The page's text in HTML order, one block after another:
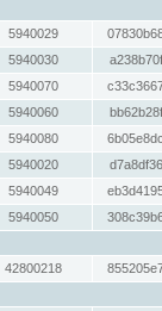
5940029
5940030
5940070
5940060
5940080
5940020
5940049
5940050
42800218